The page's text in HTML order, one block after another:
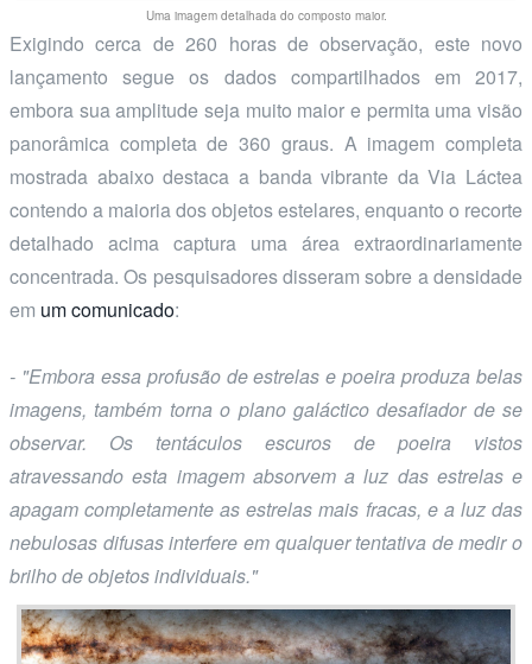
Uma imagem detalhada do composto maior.
Exigindo cerca de 260 horas de observação, este novo
lançamento segue os dados compartilhados em 2017,
embora sua amplitude seja muito maior e permita uma visão
panorâmica completa de 360 graus. A imagem completa
mostrada abaixo destaca a banda vibrante da Via Láctea
contendo a maioria dos objetos estelares, enquanto o recorte
detalhado acima captura uma área extraordinariamente
concentrada. Os pesquisadores disseram sobre a densidade
em um comunicado:
- "Embora essa profusão de estrelas e poeira produza belas
imagens, também torna o plano galáctico desafiador de se
observar. Os tentáculos escuros de poeira vistos
atravessando esta imagem absorvem a luz das estrelas e
apagam completamente as estrelas mais fracas, e a luz das
nebulosas difusas interfere em qualquer tentativa de medir o
brilho de objetos individuais."